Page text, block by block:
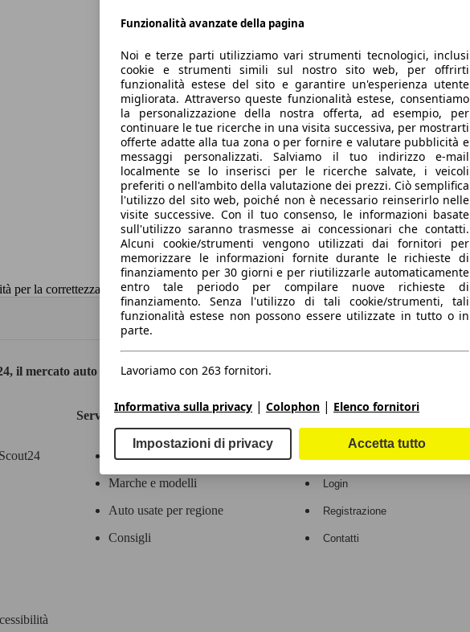
per la correttezza dei dati.
il mercato auto europeo.
Servizi
Contatti
Marche e modelli
Auto usate per regione
Consigli
Area rivenditori
Login
Registrazione
Contatti
Funzionalità avanzate della pagina
Noi e terze parti utilizziamo vari strumenti tecnologici, inclusi
cookie e strumenti simili sul nostro sito web, per offrirti
funzionalità estese del sito e garantire un'esperienza utente
migliorata. Attraverso queste funzionalità estese, consentiamo
la personalizzazione della nostra offerta, ad esempio, per
continuare le tue ricerche in una visita successiva, per mostrarti
offerte adatte alla tua zona o per fornire e valutare pubblicità e
messaggi personalizzati. Salviamo il tuo indirizzo e-mail
localmente se lo inserisci per le ricerche salvate, i veicoli
preferiti o nell'ambito della valutazione dei prezzi. Ciò semplifica
l'utilizzo del sito web, poiché non è necessario reinserirlo nelle
visite successive. Con il tuo consenso, le informazioni basate
sull'utilizzo saranno trasmesse ai concessionari che contatti.
Alcuni cookie/strumenti vengono utilizzati dai fornitori per
memorizzare le informazioni fornite durante le richieste di
finanziamento per 30 giorni e per riutilizzarle automaticamente
entro tale periodo per compilare nuove richieste di
finanziamento. Senza l'utilizzo di tali cookie/strumenti, tali
funzionalità estese non possono essere utilizzate in tutto o in
parte.
Lavoriamo con 263 fornitori.
Informativa sulla privacy | Colophon | Elenco fornitori
Impostazioni di privacy Accetta tutto